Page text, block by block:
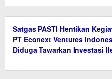
Satgas PASTI Hentikan
PT Econext Ventures
Diduga Tawarkan Investasi